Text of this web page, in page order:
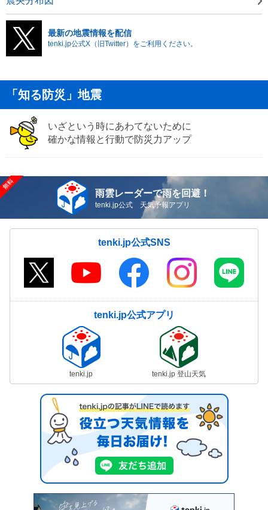
最新の地震情報を配信
tenki.jp公式X（旧Twitter）をご利用ください。
「知る防災」地震
いざという時にあわてないために
確かな情報と行動で防災力アップ
雨雲レーダーで雨を回避！
tenki.jp公式 天気予報アプリ
tenki.jp公式SNS
tenki.jp公式アプリ
tenki.jp tenki.jp 登山天気